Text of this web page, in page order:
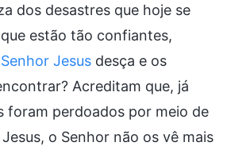
dos desastres que hoje se
estão tão confiantes,
Senhor Jesus desça e os
Acreditam que, já
foram perdoados por meio de
o Senhor não os vê mais